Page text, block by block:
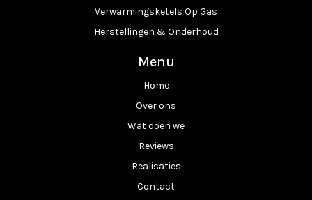
Verwarmingsketels Op Gas
Herstellingen & Onderhoud
Menu
Home
Over ons
Wat doen we
Reviews
Realisaties
Contact